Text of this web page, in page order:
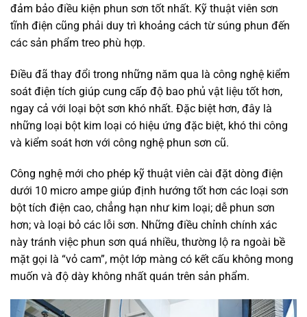
đảm bảo điều kiện phun sơn tốt nhất. Kỹ thuật viên sơn
tĩnh điện cũng phải duy trì khoảng cách từ súng phun đến
các sản phẩm treo phù hợp.
Điều đã thay đổi trong những năm qua là công nghệ kiểm
soát điện tích giúp cung cấp độ bao phủ vật liệu tốt hơn,
ngay cả với loại bột sơn khó nhất. Đặc biệt hơn, đây là
những loại bột kim loại có hiệu ứng đặc biệt, khó thi công
và kiểm soát hơn với công nghệ phun sơn cũ.
Công nghệ mới cho phép kỹ thuật viên cài đặt dòng điện
dưới 10 micro ampe giúp định hướng tốt hơn các loại sơn
bột tích điện cao, chẳng hạn như kim loại; dễ phun sơn
hơn; và loại bỏ các lỗi sơn. Những điều chỉnh chính xác
này tránh việc phun sơn quá nhiều, thường lộ ra ngoài bề
mặt gọi là “vỏ cam”, một lớp màng có kết cấu không mong
muốn và độ dày không nhất quán trên sản phẩm.